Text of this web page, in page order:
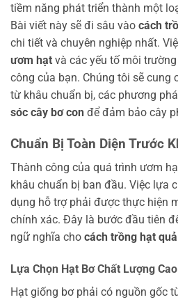
tiềm năng phát triển thành một
Bài viết này sẽ đi sâu vào cách
chi tiết và chuyên nghiệp nhất.
ươm hạt và các yếu tố môi
công của bạn. Chúng tôi sẽ cung
từ khâu chuẩn bị, các phương
sóc cây bơ con để đảm bảo cây
Chuẩn Bị Toàn Diện Trước
Thành công của quá trình ươm
khâu chuẩn bị ban đầu. Việc lựa
dụng hỗ trợ phải được thực hiện
chính xác. Đây là bước đầu tiên
ngữ nghĩa cho cách trồng hạt
Lựa Chọn Hạt Bơ Chất Lượng Cao
Hạt giống bơ phải có nguồn gốc